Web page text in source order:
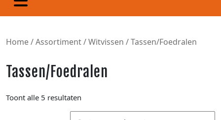
Home/Assortiment/Witvissen / Tassen/Foedralen
Tassen/Foedralen
Toont alle 5 resultaten